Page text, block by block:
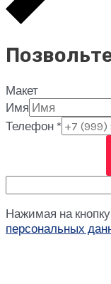
Макет
Имя
Телефон *
Нажимая на
персональных